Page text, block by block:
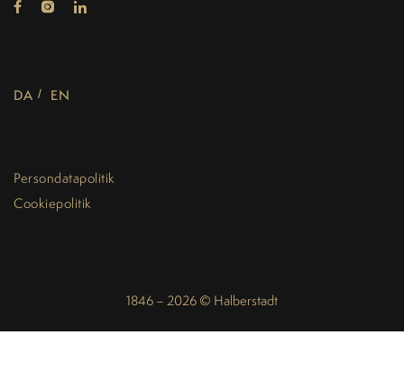
DA EN
Persondatapolitik
Cookiepolitik
1846 – 2026 © Halberstadt